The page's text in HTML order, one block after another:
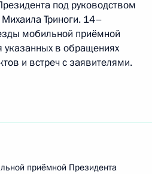
под руководством
Триноги. 14–
мобильной приёмной
указанных в обращениях
и встреч с заявителями.
приёмной Президента